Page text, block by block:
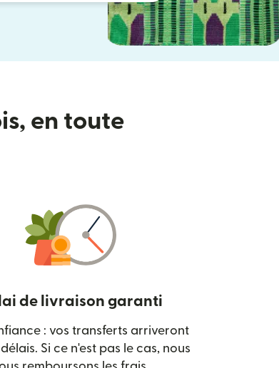
en toute
fenêtre)
de livraison garanti
: vos transferts arriveront
Si ce n'est pas le cas, nous